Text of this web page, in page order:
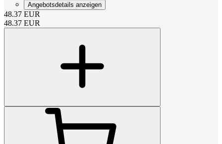
Angebotsdetails anzeigen
48.37 EUR
48.37 EUR